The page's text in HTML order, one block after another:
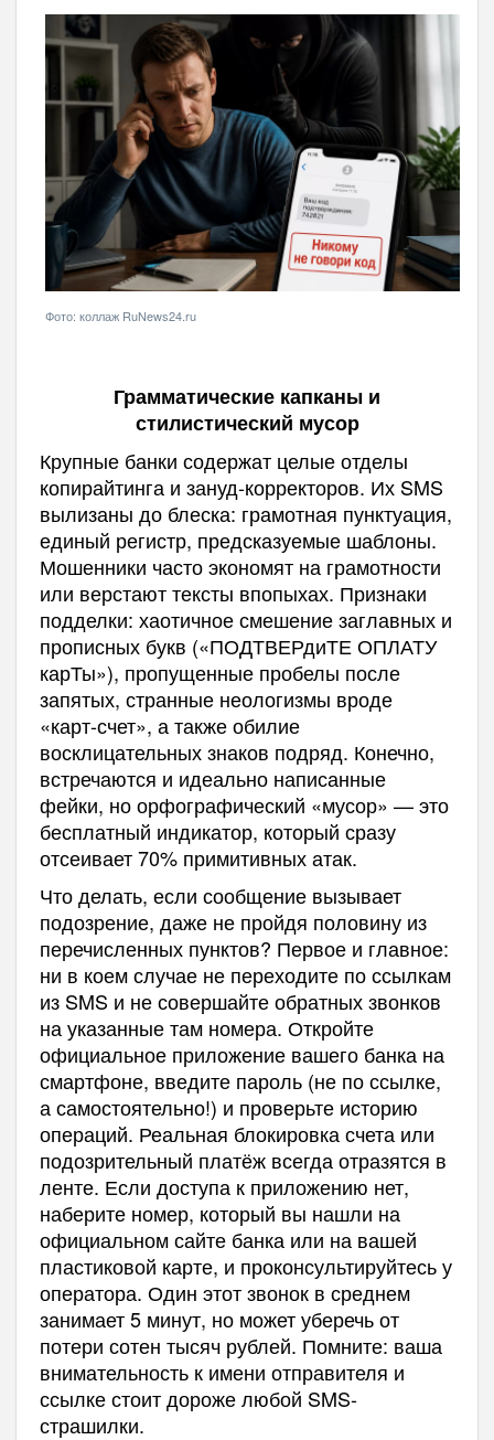
Фото: коллаж RuNews24.ru
Грамматические капканы и
стилистический мусор
Крупные банки содержат целые отделы
копирайтинга и зануд-корректоров. Их SMS
вылизаны до блеска: грамотная пунктуация,
единый регистр, предсказуемые шаблоны.
Мошенники часто экономят на грамотности
или верстают тексты впопыхах. Признаки
подделки: хаотичное смешение заглавных и
прописных букв («ПОДТВЕРдиТЕ ОПЛАТУ
карТы»), пропущенные пробелы после
запятых, странные неологизмы вроде
«карт-счет», а также обилие
восклицательных знаков подряд. Конечно,
встречаются и идеально написанные
фейки, но орфографический «мусор» — это
бесплатный индикатор, который сразу
отсеивает 70% примитивных атак.
Что делать, если сообщение вызывает
подозрение, даже не пройдя половину из
перечисленных пунктов? Первое и главное:
ни в коем случае не переходите по ссылкам
из SMS и не совершайте обратных звонков
на указанные там номера. Откройте
официальное приложение вашего банка на
смартфоне, введите пароль (не по ссылке,
а самостоятельно!) и проверьте историю
операций. Реальная блокировка счета или
подозрительный платёж всегда отразятся в
ленте. Если доступа к приложению нет,
наберите номер, который вы нашли на
официальном сайте банка или на вашей
пластиковой карте, и проконсультируйтесь у
оператора. Один этот звонок в среднем
занимает 5 минут, но может уберечь от
потери сотен тысяч рублей. Помните: ваша
внимательность к имени отправителя и
ссылке стоит дороже любой SMS-
страшилки.